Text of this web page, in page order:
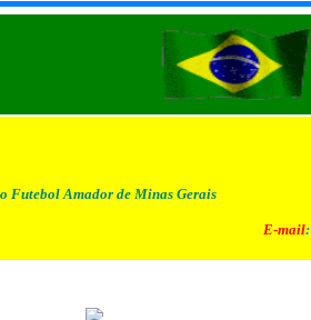
Futebol Amador de Minas Gerais
E-mail: